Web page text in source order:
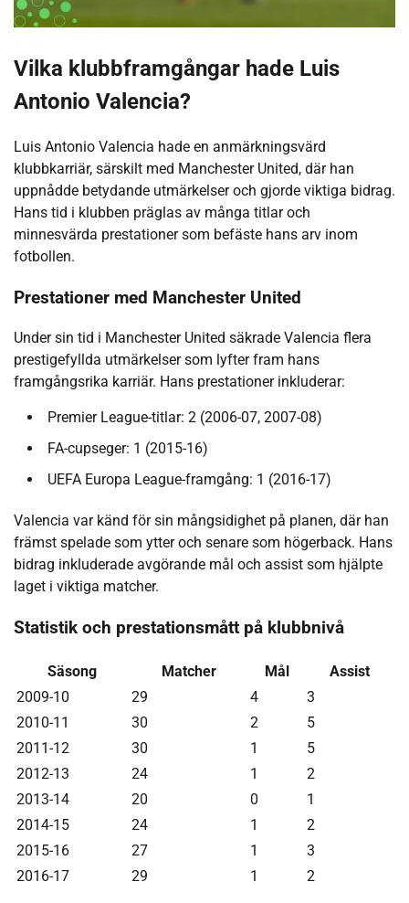
Vilka klubbframgångar hade Luis
Antonio Valencia?
Luis Antonio Valencia hade en anmärkningsvärd
klubbkarriär, särskilt med Manchester United, där han
uppnådde betydande utmärkelser och gjorde viktiga bidrag.
Hans tid i klubben präglas av många titlar och
minnesvärda prestationer som befäste hans arv inom
fotbollen.
Prestationer med Manchester United
Under sin tid i Manchester United säkrade Valencia flera
prestigefyllda utmärkelser som lyfter fram hans
framgångsrika karriär. Hans prestationer inkluderar:
Premier League-titlar: 2 (2006-07, 2007-08)
FA-cupseger: 1 (2015-16)
UEFA Europa League-framgång: 1 (2016-17)
Valencia var känd för sin mångsidighet på planen, där han
främst spelade som ytter och senare som högerback. Hans
bidrag inkluderade avgörande mål och assist som hjälpte
laget i viktiga matcher.
Statistik och prestationsmått på klubbnivå
Säsong Matcher Mål
Assist
2009-10
29 4
3
2010-11
30 2
5
2011-12
30 1
5
2012-13
24 1
2
2013-14
20 0
1
2014-15
24 1
2
2015-16
27 1
3
2016-17
29 1 2